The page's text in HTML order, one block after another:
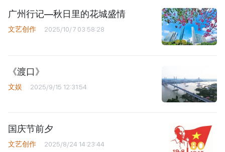
广州行记—秋日里的花城盛情
文艺创作 2025/10/7 03:58:28
《渡口》
文娱 2025/9/15 12:31:54
国庆节前夕
文艺创作 2025/8/24 14:23:44